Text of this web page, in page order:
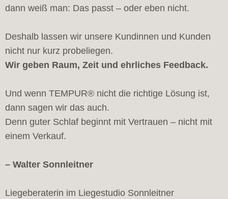
dann weiß man: Das passt – oder eben nicht.
Deshalb lassen wir unsere Kundinnen und Kunden
nicht nur kurz probeliegen.
Wir geben Raum, Zeit und ehrliches Feedback.
Und wenn TEMPUR® nicht die richtige Lösung ist,
dann sagen wir das auch.
Denn guter Schlaf beginnt mit Vertrauen – nicht mit
einem Verkauf.
– Walter Sonnleitner
Liegeberaterin im Liegestudio Sonnleitner